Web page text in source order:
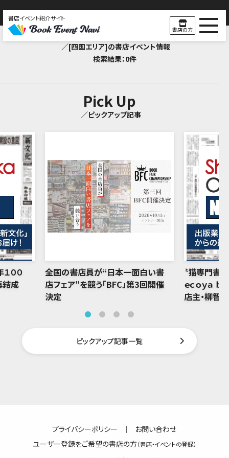
書店イベント紹介サイト
書店の方
Search Result
／[四国エリア]の書店イベント情報
検索結果：0件
Pick Up
／ピックアップ記事
００
結成
全国の書店員が“日本一面白い書
店フェア”を競う「BFC」第3回開催
決定
〝猫専門書
ｅｃｏｙａ ｂ
店主・柳智
ピックアップ記事一覧
プライバシーポリシー ｜
お問い合わせ
ユーザー登録をご希望の書店の方（書店・イベントの登録）